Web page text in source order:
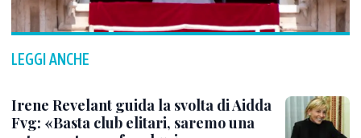
LEGGI ANCHE
Irene Revelant guida la svolta di Aidda
Fvg: «Basta club elitari, saremo una